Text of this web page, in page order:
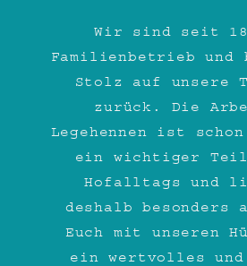
Wir sind seit
Familienbetrieb und
Stolz auf unsere
zurück. Die
Legehennen ist
ein wichtiger Teil
Hofalltags und
deshalb besonders
Euch mit unseren
ein wertvolles